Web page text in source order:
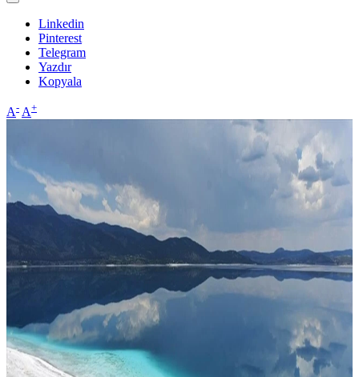
Linkedin
Pinterest
Telegram
Yazdır
Kopyala
A- A+